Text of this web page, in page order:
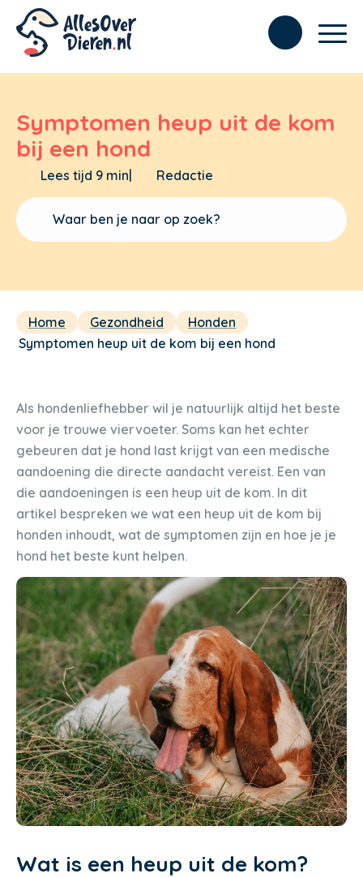
Symptomen heup uit de kom
bij een hond
Lees tijd 9 min| Redactie
Home Gezondheid
Honden
Symptomen heup uit de kom bij een hond
Als hondenliefhebber wil je natuurlijk altijd het beste
voor je trouwe viervoeter. Soms kan het echter
gebeuren dat je hond last krijgt van een medische
aandoening die directe aandacht vereist. Een van
die aandoeningen is een heup uit de kom. In dit
artikel bespreken we wat een heup uit de kom bij
honden inhoudt, wat de symptomen zijn en hoe je je
hond het beste kunt helpen.
Wat is een heup uit de kom?